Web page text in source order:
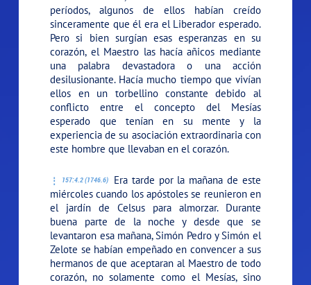
períodos, algunos de ellos habían creído
sinceramente que él era el Liberador esperado.
Pero si bien surgían esas esperanzas en su
corazón, el Maestro las hacía añicos mediante
una palabra devastadora o una acción
desilusionante. Hacía mucho tiempo que vivían
ellos en un torbellino constante debido al
conflicto entre el concepto del Mesías
esperado que tenían en su mente y la
experiencia de su asociación extraordinaria con
este hombre que llevaban en el corazón.
157:4.2 (1746.6)
Era tarde por la mañana de este
miércoles cuando los apóstoles se reunieron en
el jardín de Celsus para almorzar. Durante
buena parte de la noche y desde que se
levantaron esa mañana, Simón Pedro y Simón el
Zelote se habían empeñado en convencer a sus
hermanos de que aceptaran al Maestro de todo
corazón, no solamente como el Mesías, sino